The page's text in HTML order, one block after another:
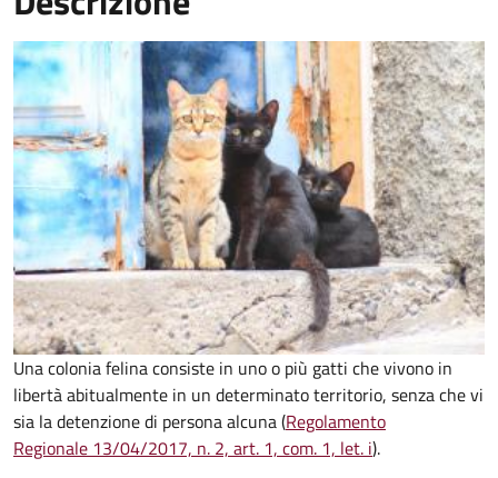
Una colonia felina consiste in uno o più gatti che vivono in
libertà abitualmente in un determinato territorio, senza che vi
sia la detenzione di persona alcuna (Regolamento
Regionale 13/04/2017, n. 2, art. 1, com. 1, let. i).